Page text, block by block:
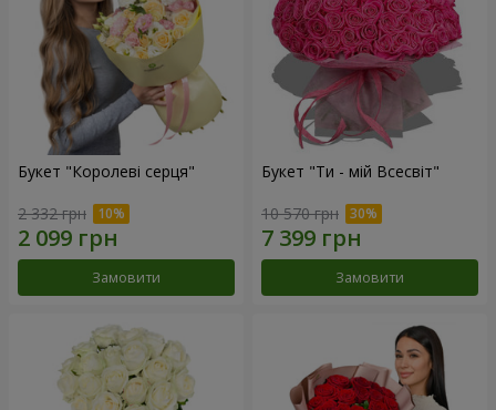
Букет "Королеві серця"
2 332 грн
Замовити
Букет "Ти - мій Всесвіт"
10 570 грн
Замовити